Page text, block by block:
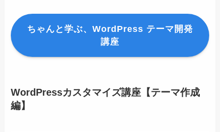
ちゃんと学ぶ、WordPress テーマ開発
講座
WordPressカスタマイズ講座【テーマ作成
編】